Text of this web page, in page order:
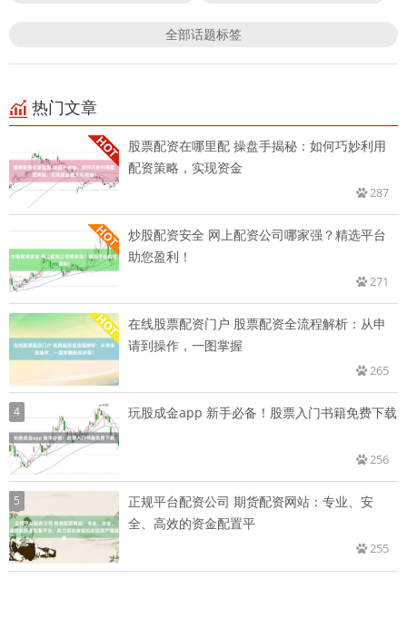
全部话题标签
热门文章
股票配资在哪里配 操盘手揭秘：如何巧妙利用
配资策略，实现资金
287
炒股配资安全 网上配资公司哪家强？精选平台
助您盈利！
271
在线股票配资门户 股票配资全流程解析：从申
请到操作，一图掌握
265
4 玩股成金app 新手必备！股票入门书籍免费下载
256
5
正规平台配资公司 期货配资网站：专业、安
全、高效的资金配置平
255